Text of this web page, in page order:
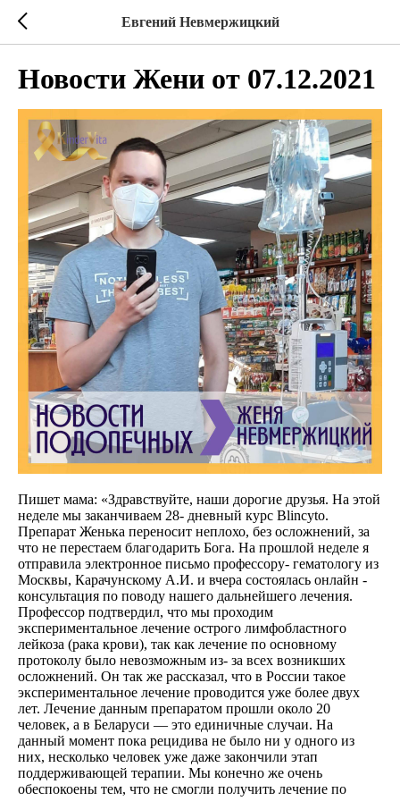
Евгений Невмержицкий
Новости Жени от 07.12.2021
Пишет мама: «Здравствуйте, наши дорогие друзья. На этой
неделе мы заканчиваем 28- дневный курс Blincyto.
Препарат Женька переносит неплохо, без осложнений, за
что не перестаем благодарить Бога. На прошлой неделе я
отправила электронное письмо профессору- гематологу из
Москвы, Карачунскому А.И. и вчера состоялась онлайн -
консультация по поводу нашего дальнейшего лечения.
Профессор подтвердил, что мы проходим
экспериментальное лечение острого лимфобластного
лейкоза (рака крови), так как лечение по основному
протоколу было невозможным из- за всех возникших
осложнений. Он так же рассказал, что в России такое
экспериментальное лечение проводится уже более двух
лет. Лечение данным препаратом прошли около 20
человек, а в Беларуси — это единичные случаи. На
данный момент пока рецидива не было ни у одного из
них, несколько человек уже даже закончили этап
поддерживающей терапии. Мы конечно же очень
обеспокоены тем, что не смогли получить лечение по